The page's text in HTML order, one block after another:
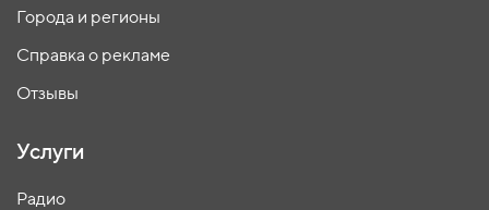
Города и регионы
Справка о рекламе
Отзывы
Услуги
Радио